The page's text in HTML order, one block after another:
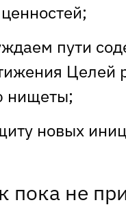
пути
Целей
нищеты;
новых
пока не